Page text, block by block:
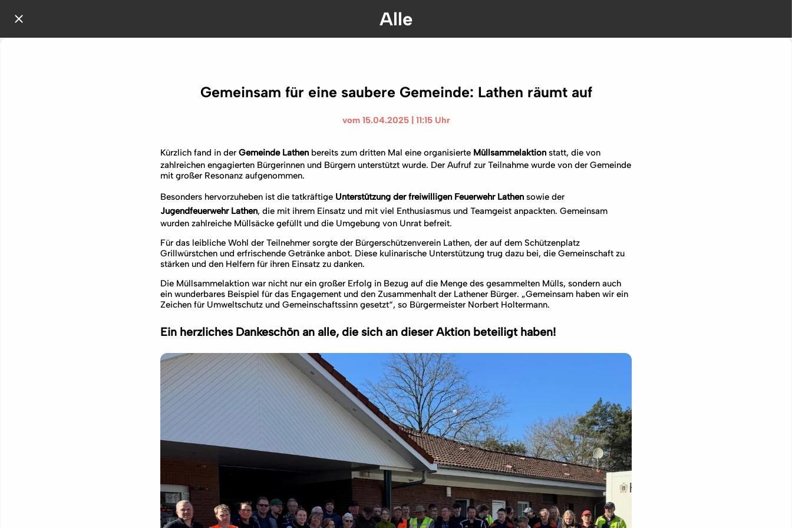
Alle
Gemeinsam für eine saubere Gemeinde: Lathen räumt auf
vom 15.04.2025 | 11:15 Uhr
Kürzlich fand in der Gemeinde Lathen bereits zum dritten Mal eine organisierte Müllsammelaktion statt, die von
zahlreichen engagierten Bürgerinnen und Bürgern unterstützt wurde. Der Aufruf zur Teilnahme wurde von der Gemeinde
mit großer Resonanz aufgenommen.
Besonders hervorzuheben ist die tatkräftige Unterstützung der freiwilligen Feuerwehr Lathen sowie der
Jugendfeuerwehr Lathen, die mit ihrem Einsatz und mit viel Enthusiasmus und Teamgeist anpackten. Gemeinsam
wurden zahlreiche Müllsäcke gefüllt und die Umgebung von Unrat befreit.
Für das leibliche Wohl der Teilnehmer sorgte der Bürgerschützenverein Lathen, der auf dem Schützenplatz
Grillwürstchen und erfrischende Getränke anbot. Diese kulinarische Unterstützung trug dazu bei, die Gemeinschaft zu
stärken und den Helfern für ihren Einsatz zu danken.
Die Müllsammelaktion war nicht nur ein großer Erfolg in Bezug auf die Menge des gesammelten Mülls, sondern auch
ein wunderbares Beispiel für das Engagement und den Zusammenhalt der Lathener Bürger. „Gemeinsam haben wir ein
Zeichen für Umweltschutz und Gemeinschaftssinn gesetzt“, so Bürgermeister Norbert Holtermann.
Ein herzliches Dankeschön an alle, die sich an dieser Aktion beteiligt haben!